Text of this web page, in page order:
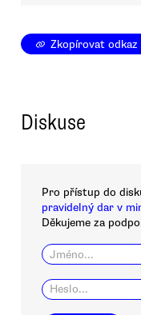
Zkopírovat odkaz
Diskuse
Pro přístup do
pravidelný dar v
Děkujeme za